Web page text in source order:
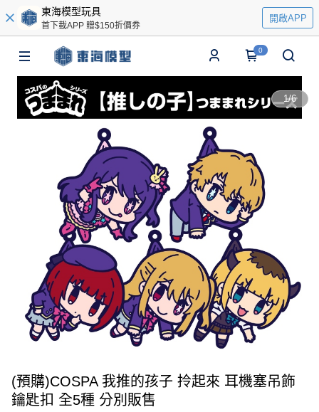
東海模型玩具
首下載APP 贈$150折價券
開啟APP
0
1/6
(預購)COSPA 我推的孩子 拎起來 耳機塞吊飾
鑰匙扣 全5種 分別販售